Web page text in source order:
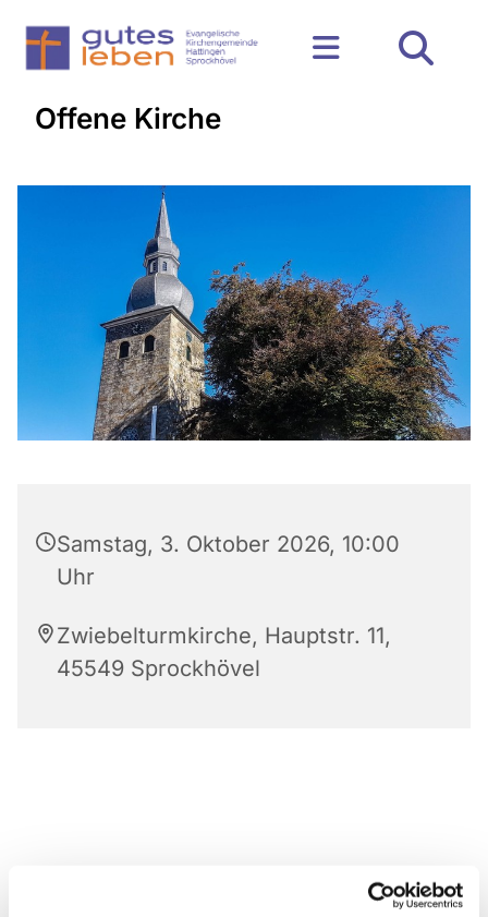
Offene Kirche
Samstag, 3. Oktober 2026, 10:00
Uhr
Zwiebelturmkirche, Hauptstr. 11,
45549 Sprockhövel